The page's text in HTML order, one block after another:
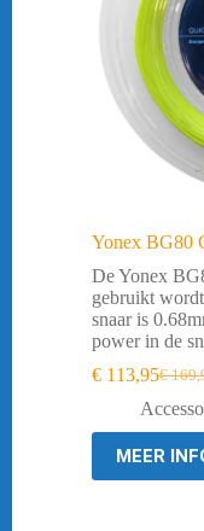
Yonex BG80
De Yonex
gebruikt
snaar is
power in de
€
prijs
was:
€
€ 113,95
prijs
is:
€
MEER